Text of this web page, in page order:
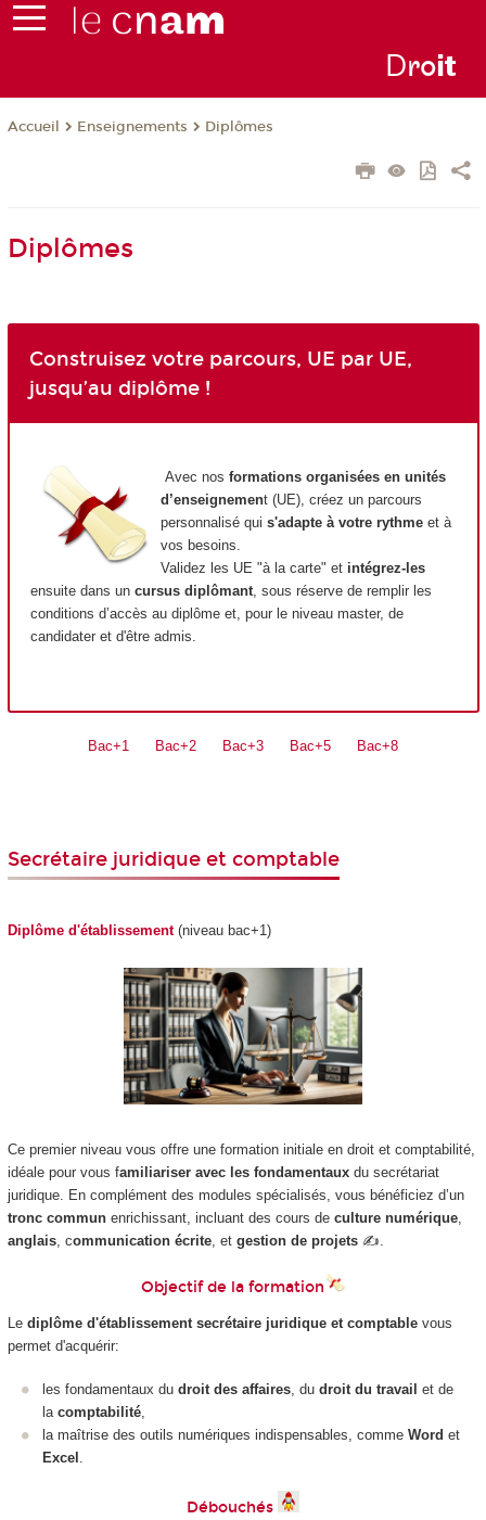
Droit
Accueil Enseignements Diplômes
Diplômes
Construisez votre parcours, UE par UE,
jusqu’au diplôme !
Avec nos formations organisées en unités
d’enseignement (UE), créez un parcours
personnalisé qui s'adapte à votre rythme et à
vos besoins.
Validez les UE "à la carte" et intégrez-les
ensuite dans un cursus diplômant , sous réserve de remplir les
conditions d’accès au diplôme et, pour le niveau master, de
candidater et d'être admis.
Bac+1 Bac+2 Bac+3 Bac+5 Bac+8
Secrétaire juridique et comptable
Diplôme d'établissement(niveau bac+1)
Ce premier niveau vous offre une formation initiale en droit et comptabilité,
idéale pour vous familiariser avec les fondamentaux du secrétariat
juridique. En complément des modules spécialisés, vous bénéficiez d’un
tronc commun enrichissant, incluant des cours de culture numérique,
anglais, communication écrite, etgestion de projets✍️.
Objectif de la formation
Le diplôme d'établissementsecrétaire juridique et comptable vous
permet d'acquérir:
les fondamentaux du droit des affaires, du droit du travail et de
la comptabilité,
la maîtrise des outils numériques indispensables, comme Word et
Excel .
Débouchés